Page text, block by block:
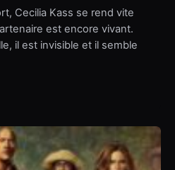
Cecilia Kass se rend vite
est encore vivant.
il est invisible et il semble